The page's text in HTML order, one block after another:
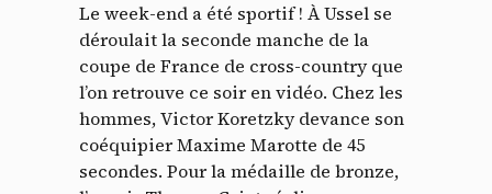
Le week-end a été sportif ! À Ussel se
déroulait la seconde manche de la
coupe de France de cross-country que
l’on retrouve ce soir en vidéo. Chez les
hommes, Victor Koretzky devance son
coéquipier Maxime Marotte de 45
secondes. Pour la médaille de bronze,